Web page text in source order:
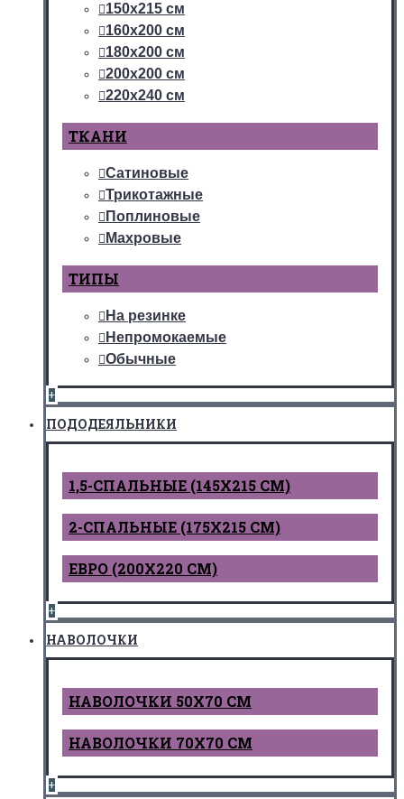
150х215 см
160х200 см
180х200 см
200х200 см
220х240 см
ТКАНИ
Сатиновые
Трикотажные
Поплиновые
Махровые
ТИПЫ
На резинке
Непромокаемые
Обычные
+
ПОДОДЕЯЛЬНИКИ
1,5-СПАЛЬНЫЕ (145Х215 СМ)
2-СПАЛЬНЫЕ (175Х215 СМ)
ЕВРО (200Х220 СМ)
+
НАВОЛОЧКИ
НАВОЛОЧКИ 50Х70 СМ
НАВОЛОЧКИ 70Х70 СМ
+